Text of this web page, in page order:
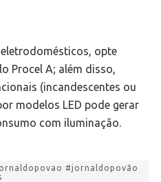
opte
Procel A; além disso,
(incandescentes ou
modelos LED pode gerar
com iluminação.
#jornaldopovão